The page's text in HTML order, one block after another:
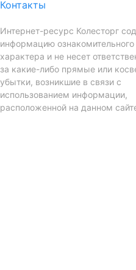
Контакты
Интернет-ресурс Колесторг
информацию ознакомительного
характера и не несет
за какие-либо прямые или
убытки, возникшие в связи с
использованием информации,
расположенной на данном